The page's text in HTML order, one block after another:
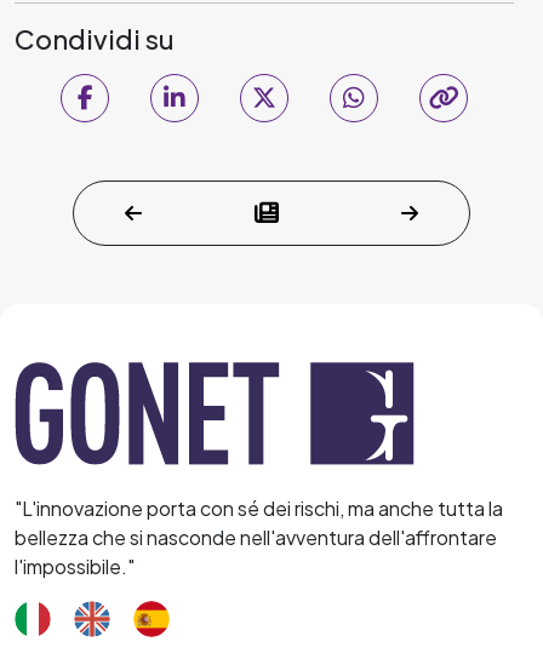
Condividi su
"L'innovazione porta con sé dei rischi, ma anche tutta la
bellezza che si nasconde nell'avventura dell'affrontare
l'impossibile."